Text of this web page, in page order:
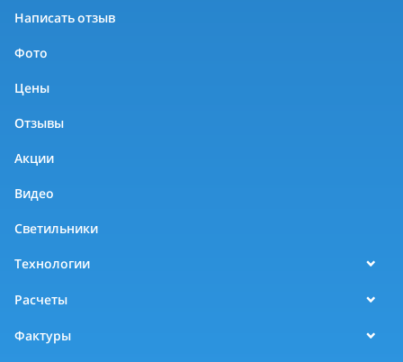
Написать отзыв
Фото
Цены
Отзывы
Акции
Видео
Светильники
Технологии
Расчеты
Фактуры